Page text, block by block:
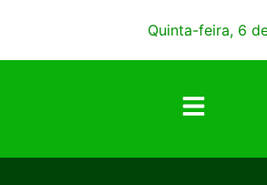
Quinta-feira, 6